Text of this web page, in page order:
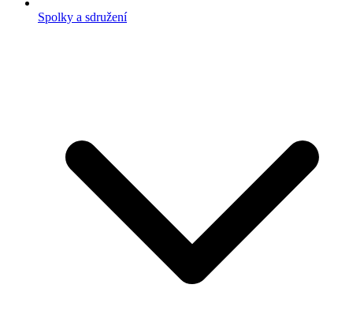
Spolky a sdružení